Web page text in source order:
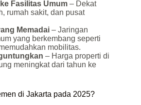
Fasilitas Umum – Dekat
rumah sakit, dan pusat
Memadai – Jaringan
yang berkembang seperti
mobilitas.
– Harga properti di
meningkat dari tahun ke
di Jakarta pada 2025?